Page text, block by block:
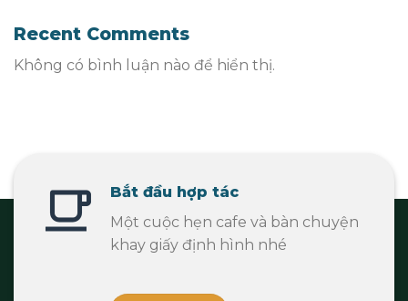
Recent Comments
Không có bình luận nào để hiển thị.
Bắt đầu hợp tác
Một cuộc hẹn cafe và bàn chuyện
khay giấy định hình nhé